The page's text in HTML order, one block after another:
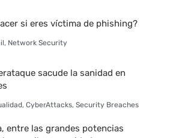
si eres víctima de phishing?
, Network Security
sacude la sanidad en
,CyberAttacks,Security Breaches
entre las grandes potencias